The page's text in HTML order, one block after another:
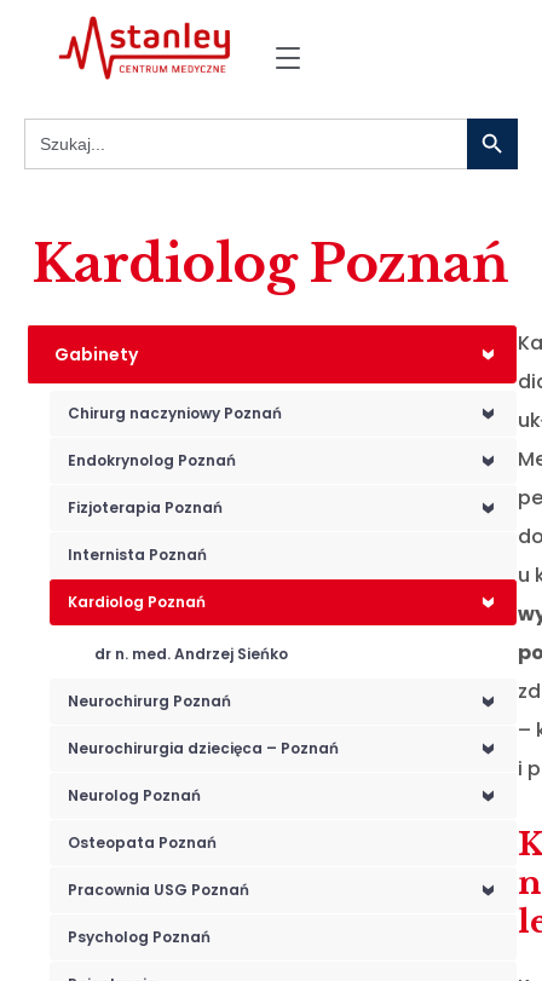
Search
for:
Kardiolog Poznań
<
Gabinety
<
Chirurg naczyniowy Poznań
<
Endokrynolog Poznań
<
Fizjoterapia Poznań
Internista Poznań
<
Kardiolog Poznań
dr n. med. Andrzej Sieńko
<
Neurochirurg Poznań
<
Neurochirurgia dziecięca – Poznań
<
Neurolog Poznań
Osteopata Poznań
<
Pracownia USG Poznań
Psycholog Poznań
u
–
i